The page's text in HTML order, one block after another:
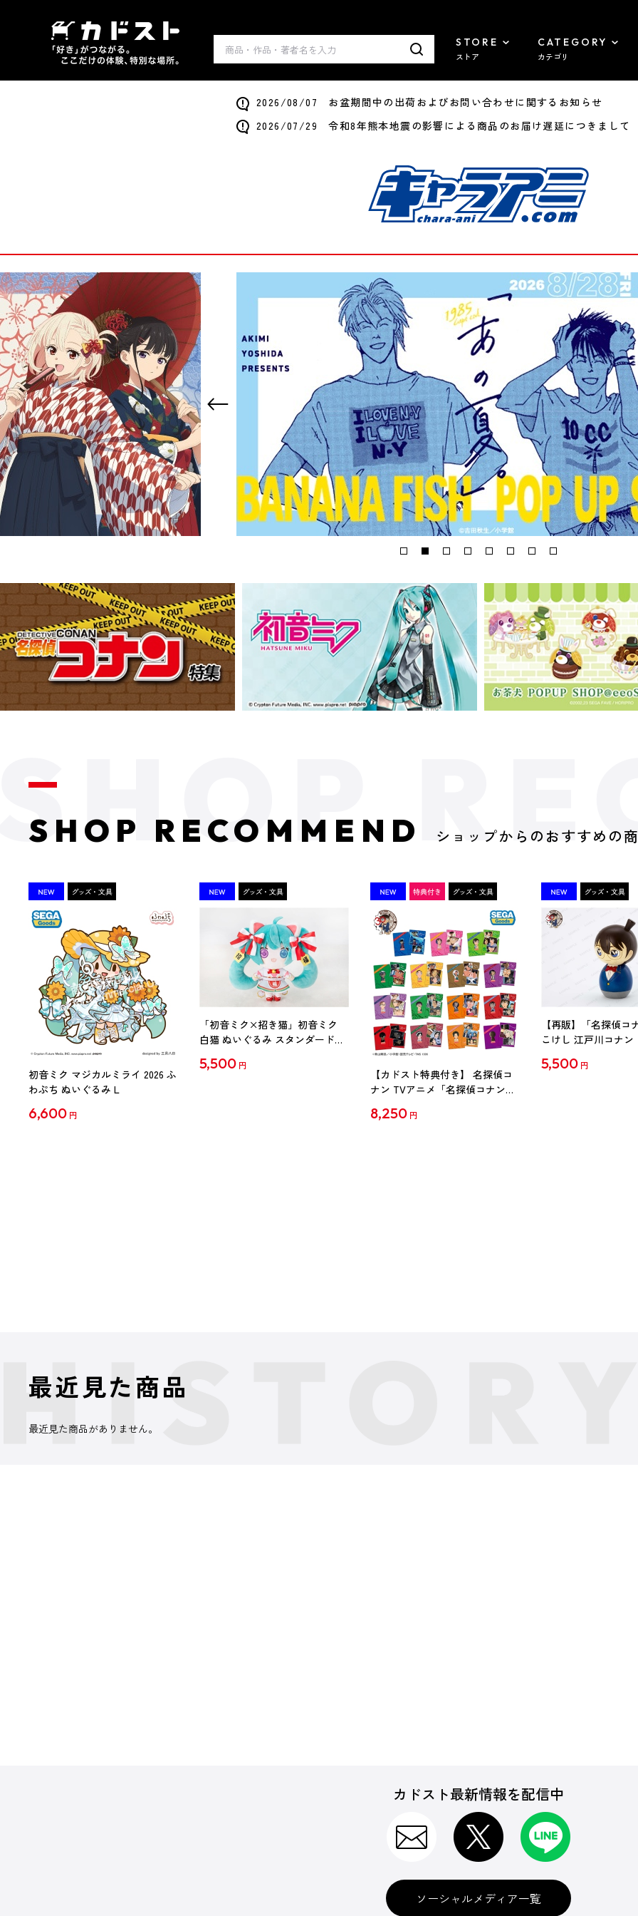
STORE
ストア
CATEGORY
カテゴリ
2026/08/07 お盆期間中の出荷およびお問い合わせに関するお知らせ
2026/07/29 令和8年熊本地震の影響による商品のお届け遅延につきまして
SHOP RECOMMEND ショップからのおすすめの
初音ミク マジカルミライ 2026 ふ
わぷち ぬいぐるみ L
6,600 円
「初音ミク×招き猫」初音ミク
白猫 ぬいぐるみ スタンダード
5,500 円
【カドスト特典付き】 名探偵コ
ナン TVアニメ「名探偵コナン」
【1BOX】
8,250 円
【再販】「名探偵コ
こけし 江戸川コナン
5,500 円
最近見た商品
最近見た商品がありません。
カドスト最新情報を配信中
ソーシャルメディア一覧